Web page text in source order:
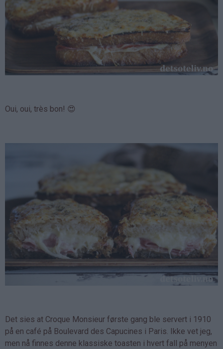
Oui, oui, très bon! 😍
Det sies at Croque Monsieur første gang ble servert i 1910
på en café på Boulevard des Capucines i Paris. Ikke vet jeg,
men nå finnes denne klassiske toasten i hvert fall på menyen